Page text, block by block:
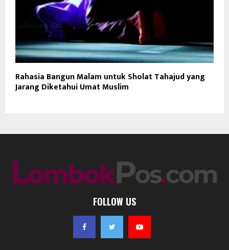
Rahasia Bangun Malam untuk Sholat Tahajud yang
Jarang Diketahui Umat Muslim
FOLLOW US